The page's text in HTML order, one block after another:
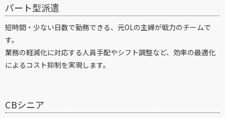
パート型派遣
短時間・少ない日数で勤務できる、元OLの主婦が戦力のチームで
す。
業務の軽減化に対応する人員手配やシフト調整など、効率の最適化
によるコスト抑制を実現します。
CBシニア